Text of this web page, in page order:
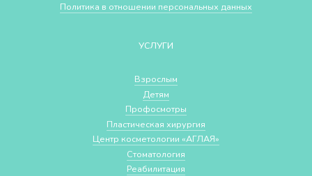
Политика в отношении персональных данных
УСЛУГИ
Взрослым
Детям
Профосмотры
Пластическая хирургия
Центр косметологии «АГЛАЯ»
Стоматология
Реабилитация